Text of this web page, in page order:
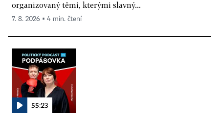
organizovaný těmi, kterými slavný...
7. 8. 2026 ▪ 4 min. čtení
55:23